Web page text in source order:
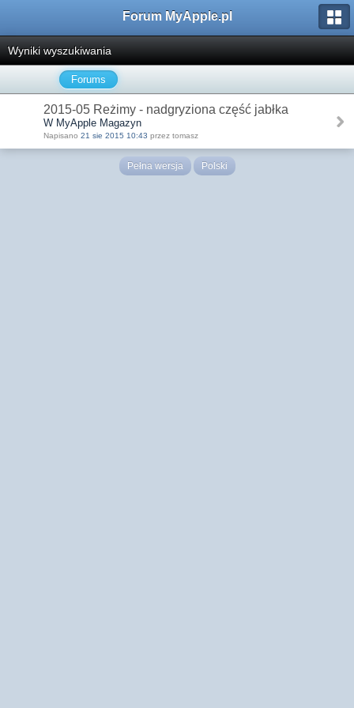
Forum MyApple.pl
Wyniki wyszukiwania
Forums
2015-05 Reżimy - nadgryziona część jabłka
W MyApple Magazyn
Napisano 21 sie 2015 10:43 przez tomasz
Pełna wersja Polski